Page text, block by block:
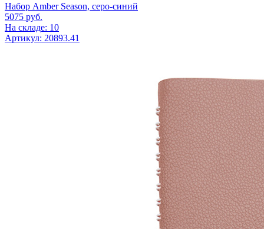
Набор Amber Season, серо-синий
5075 руб.
На складе: 10
Артикул: 20893.41